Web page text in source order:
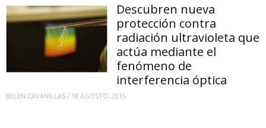
Descubren nueva
protección contra
radiación ultravioleta que
actúa mediante el
fenómeno de
interferencia óptica
BELEN CAVANILLAS / 18 AGOSTO, 2015